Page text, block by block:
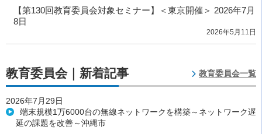
【第130回教育委員会対象セミナー】＜東京開催＞ 2026年7月
8日
2026年5月11日
教育委員会｜新着記事 教育委員会一覧
2026年7月29日
端末規模1万6000台の無線ネットワークを構築～ネットワーク遅
延の課題を改善～沖縄市